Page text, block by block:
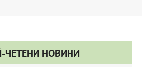
ЧЕТЕНИ НОВИНИ